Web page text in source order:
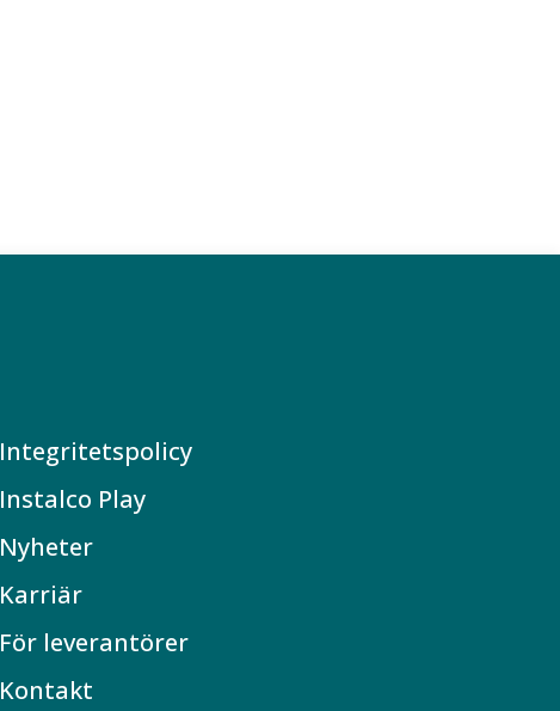
Integritetspolicy
Instalco Play
Nyheter
Karriär
För leverantörer
Kontakt